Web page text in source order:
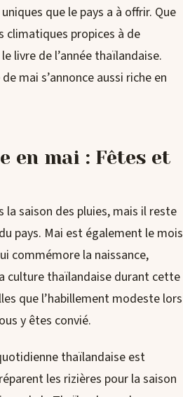
que le pays a à offrir. Que
propices à de
livre de l’année thaïlandaise.
mai s’annonce aussi riche en
en mai : Fêtes et
saison des pluies, mais il reste
pays. Mai est également le mois
commémore la naissance,
culture thaïlandaise durant cette
que l’habillement modeste lors
y êtes convié.
thaïlandaise est
les rizières pour la saison